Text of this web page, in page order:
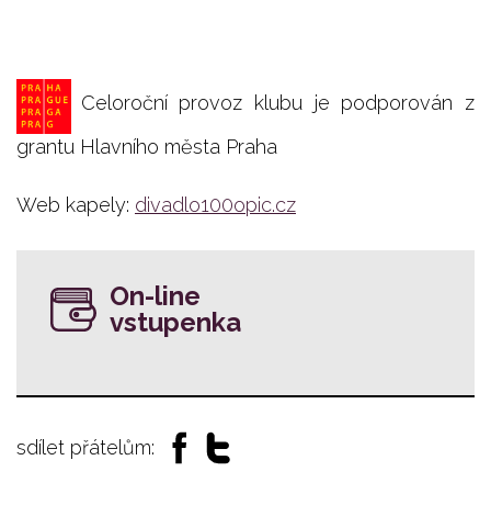
Celoroční provoz klubu je podporován z
grantu Hlavního města Praha
Web kapely: divadlo100opic.cz
On-line
vstupenka
sdílet přátelům: